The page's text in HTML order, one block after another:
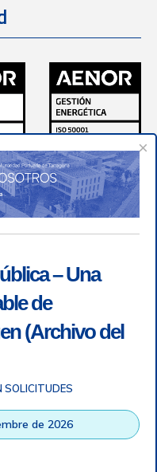
© Todos los derechos
×
– Una
de
(Archivo del
SOLICITUDES
de 2026